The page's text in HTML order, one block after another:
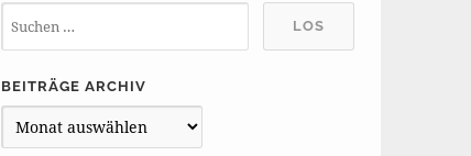
BEITRÄGE ARCHIV
e